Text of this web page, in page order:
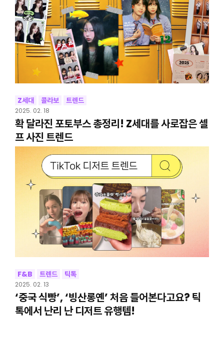
Z세대 콜라보 트렌드
2025. 02. 18
확 달라진 포토부스 총정리! Z세대를 사로잡은 셀
프 사진 트렌드
F&B 트렌드 틱톡
2025. 02. 13
‘중국 식빵’, ‘빙산롱옌’ 처음 들어본다고요? 틱
톡에서 난리 난 디저트 유행템!